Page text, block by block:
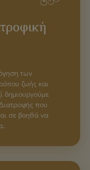
των
ζωής και
που
σε βοηθά να